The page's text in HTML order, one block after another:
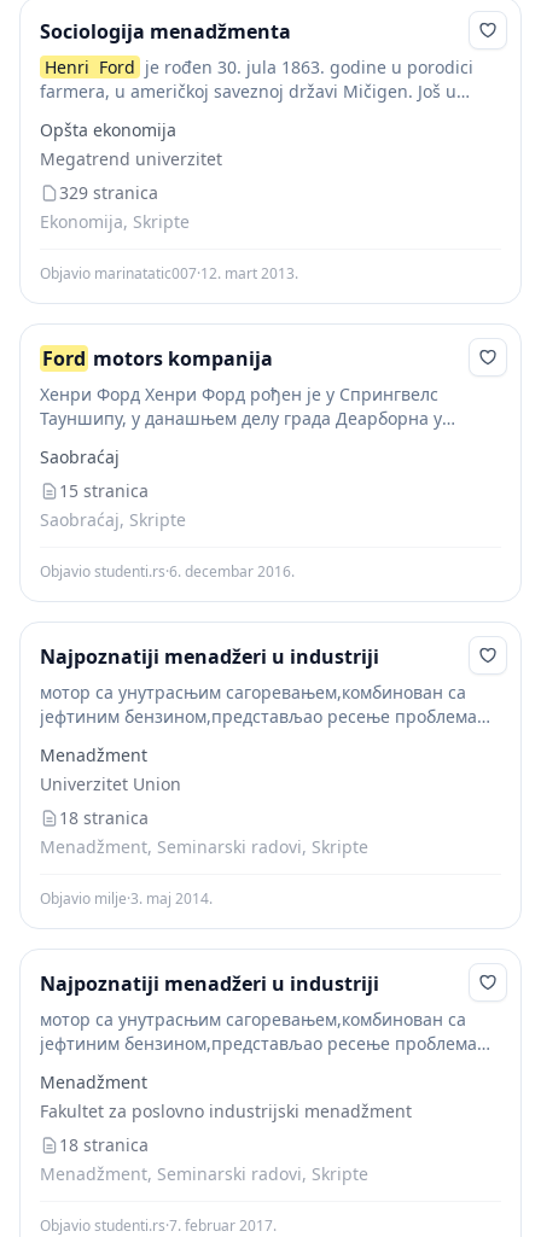
Sociologija menadžmenta
Henri Ford je rođen 30. jula 1863. godine u porodici
farmera, u američkoj saveznoj državi Mičigen. Još u
mehaniku, pa je sa 16...
Opšta ekonomija
Megatrend univerzitet
329 stranica
Ekonomija, Skripte
Objavio marinatatic007·12. mart 2013.
Ford motors kompanija
Хенри Форд Хенри Форд рођен је у Спрингвелс
Тауншипу, у данашњем делу града Деарборна у
компаније. Његови родитељи су пореклом из Ирске...
Saobraćaj
15 stranica
Saobraćaj, Skripte
Objavio studenti.rs·6. decembar 2016.
Najpoznatiji menadžeri u industriji
мотор са унутрасњим сагоревањем,комбинован са
јефтиним бензином,представљао ресење проблема
превоза.Поставио је себи задатак да пројектује и
произведе аутомобил који је лак за возњу,сигуран,на
који...
Menadžment
Univerzitet Union
18 stranica
Menadžment, Seminarski radovi, Skripte
Objavio milje·3. maj 2014.
Najpoznatiji menadžeri u industriji
мотор са унутрасњим сагоревањем,комбинован са
јефтиним бензином,представљао ресење проблема
превоза.Поставио је себи задатак да пројектује и
произведе аутомобил који је лак за возњу,сигуран,на
који...
Menadžment
Fakultet za poslovno industrijski menadžment
18 stranica
Menadžment, Seminarski radovi, Skripte
Objavio studenti.rs·7. februar 2017.